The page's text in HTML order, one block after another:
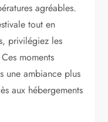
agréables.
tout en
privilégiez les
moments
une ambiance plus
aux hébergements